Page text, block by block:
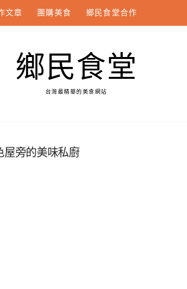
文章 團購美食 鄉民食堂合作
鄉民食堂
台灣最精華的美食網站
屋旁的美味私廚